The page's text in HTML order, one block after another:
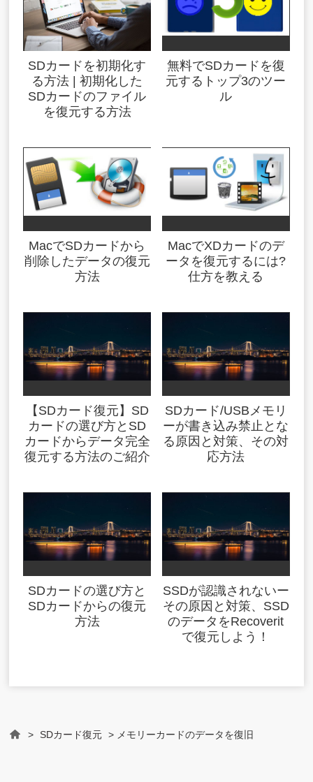
SDカードを初期化す
る方法 | 初期化した
SDカードのファイル
を復元する方法
無料でSDカードを復
元するトップ3のツー
ル
MacでSDカードから
削除したデータの復元
方法
MacでXDカードのデ
ータを復元するには?
仕方を教える
【SDカード復元】SD
カードの選び方とSD
カードからデータ完全
復元する方法のご紹介
SDカード/USBメモリ
ーが書き込み禁止とな
る原因と対策、その対
応方法
SDカードの選び方と
SDカードからの復元
方法
SSDが認識されないー
その原因と対策、SSD
のデータをRecoverit
で復元しよう！
> SDカード復元 > メモリーカードのデータを復旧